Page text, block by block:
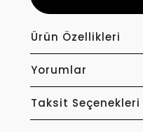
Ürün Özellikleri
Yorumlar
Taksit Seçenekleri